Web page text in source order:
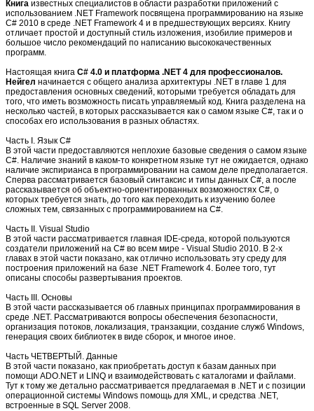
Книга известных специалистов в области разработки приложений с
использованием .NET Framework посвящена программированию на языке
C# 2010 в среде .NET Framework 4 и в предшествующих версиях. Книгу
отличает простой и доступный стиль изложения, изобилие примеров и
большое число рекомендаций по написанию высококачественных
программ.
Настоящая книга C# 4.0 и платформа .NET 4 для профессионалов.
Нейгел начинается с общего анализа архитектуры .NET в главе 1 для
предоставления основных сведений, которыми требуется обладать для
того, что иметь возможность писать управляемый код. Книга разделена на
несколько частей, в которых рассказывается как о самом языке C#, так и о
способах его использования в разных областях.
Часть I. Язык C#
В этой части предоставляются неплохие базовые сведения о самом языке
C#. Наличие знаний в каком-то конкретном языке тут не ожидается, однако
наличие экспирианса в программировании на самом деле предполагается.
Сперва рассматривается базовый синтаксис и типы данных C#, а после
рассказывается об объектно-ориентированных возможностях C#, о
которых требуется знать, до того как переходить к изучению более
сложных тем, связанных с программированием на C#.
Часть II. Visual Studio
В этой части рассматривается главная IDE-среда, которой пользуются
создатели приложений на C# во всем мире - Visual Studio 2010. В 2-х
главах в этой части показано, как отлично использовать эту среду для
построения приложений на базе .NET Framework 4. Более того, тут
описаны способы развертывания проектов.
Часть III. Основы
В этой части рассказывается об главных принципах программирования в
среде .NET. Рассматриваются вопросы обеспечения безопасности,
организация потоков, локализация, транзакции, создание служб Windows,
генерация своих библиотек в виде сборок, и многое иное.
Часть ЧЕТВЕРТЫЙ. Данные
В этой части показано, как приобретать доступ к базам данных при
помощи ADO.NET и LINQ и взаимодействовать с каталогами и файлами.
Тут к тому же детально рассматривается предлагаемая в .NET и с позиции
операционной системы Windows помощь для XML, и средства .NET,
встроенные в SQL Server 2008.